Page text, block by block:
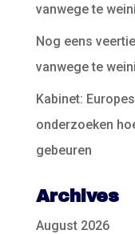
vanwege te
Nog eens
vanwege te
Kabinet:
onderzoeken
gebeuren
Archives
August 2026